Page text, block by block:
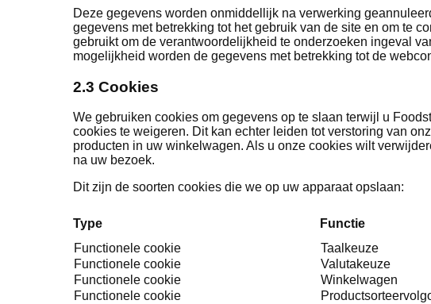
Deze gegevens worden onmiddellijk na verwerking
gegevens met betrekking tot het gebruik van de site en om te
gebruikt om de verantwoordelijkheid te onderzoeken ingeval
mogelijkheid worden de gegevens met betrekking tot de
2.3 Cookies
We gebruiken cookies om gegevens op te slaan terwijl u
cookies te weigeren. Dit kan echter leiden tot verstoring van
producten in uw winkelwagen. Als u onze cookies wilt
na uw bezoek.
Dit zijn de soorten cookies die we op uw apparaat opslaan:
Type Functie
Functionele cookie
Taalkeuze
Functionele cookie
Valutakeuze
Functionele cookie
Winkelwagen
Functionele cookie